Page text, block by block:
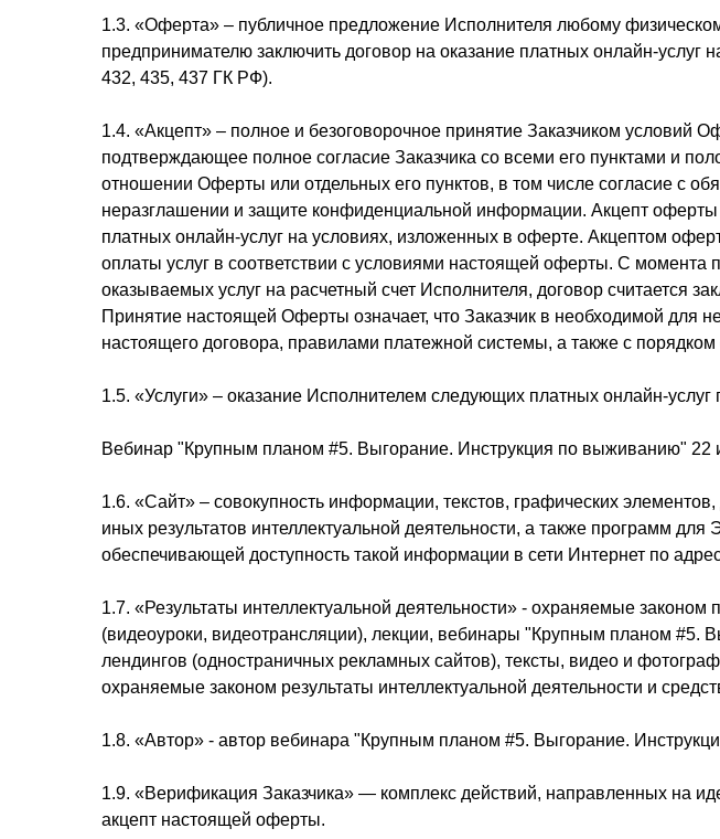
1.3. «Оферта» – публичное предложение Исполнителя любому
предпринимателю заключить договор на оказание платных онлайн-услуг
432, 435, 437 ГК РФ).
1.4. «Акцепт» – полное и безоговорочное принятие Заказчиком условий
подтверждающее полное согласие Заказчика со всеми его пунктами и
отношении Оферты или отдельных его пунктов, в том числе согласие с
неразглашении и защите конфиденциальной информации. Акцепт
платных онлайн-услуг на условиях, изложенных в оферте. Акцептом
оплаты услуг в соответствии с условиями настоящей оферты. С момента
оказываемых услуг на расчетный счет Исполнителя, договор считается
Принятие настоящей Оферты означает, что Заказчик в необходимой для
настоящего договора, правилами платежной системы, а также с порядком
1.5. «Услуги» – оказание Исполнителем следующих платных онлайн-услуг
Вебинар "Крупным планом #5. Выгорание. Инструкция по выживанию" 22
1.6. «Сайт» – совокупность информации, текстов, графических
иных результатов интеллектуальной деятельности, а также программ
обеспечивающей доступность такой информации в сети Интернет по
1.7. «Результаты интеллектуальной деятельности» - охраняемые
(видеоуроки, видеотрансляции), лекции, вебинары "Крупным планом #5.
лендингов (одностраничных рекламных сайтов), тексты, видео и
охраняемые законом результаты интеллектуальной деятельности и
1.8. «Автор» - автор вебинара "Крупным планом #5. Выгорание.
1.9. «Верификация Заказчика» — комплекс действий, направленных на
акцепт настоящей оферты.